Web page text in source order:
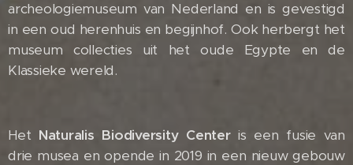
archeologiemuseum van Nederland en is gevestigd
in een oud herenhuis en begijnhof. Ook herbergt het
museum collecties uit het oude Egypte en de
Klassieke wereld.
Het Naturalis Biodiversity Centeris een fusie van
drie musea en opende in 2019 in een nieuw gebouw